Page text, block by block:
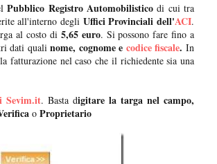
Pubblico Registro Automobilisticodi cui tra
all'interno degli Uffici Provinciali dell'ACI.
al costo di 5,65 euro. Si possono fare fino a
dati qualinome, cognome e codice fiscale. In
fatturazione nel caso che il richiedente sia una
Sevim.it. Basta digitare la targa nel campo,
o Proprietario